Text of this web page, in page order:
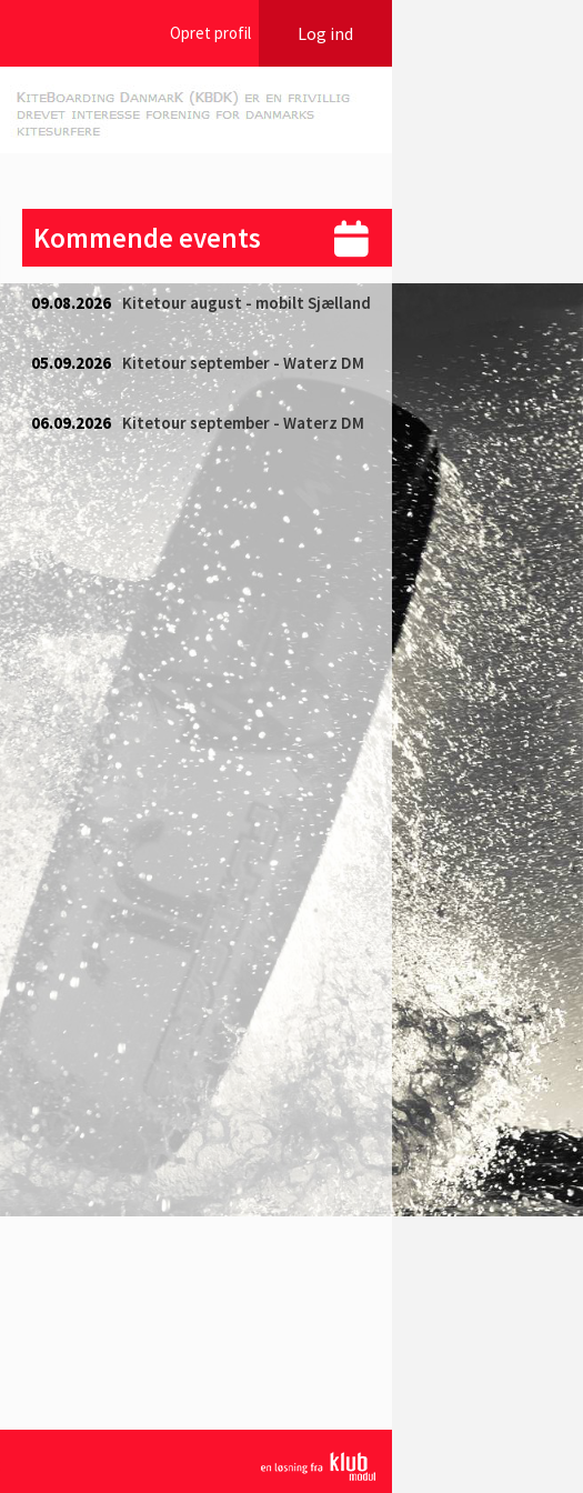
Opret profil Log ind
Kommende events